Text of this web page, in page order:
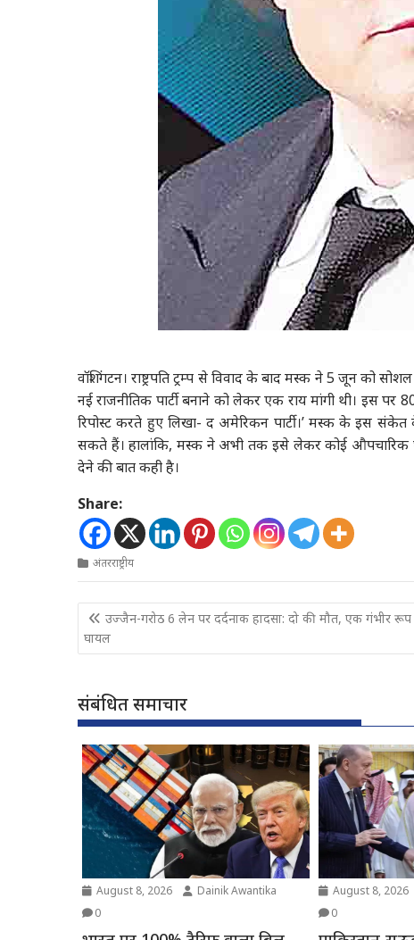
वॉशिंगटन। राष्ट्रपति ट्रम्प से विवाद के बाद मस्क ने 5 जून को
नई राजनीतिक पार्टी बनाने को लेकर एक राय मांगी थी। इस
रिपोस्ट करते हुए लिखा- द अमेरिकन पार्टी।’ मस्क के इस संकेत
सकते हैं। हालांकि, मस्क ने अभी तक इसे लेकर कोई औपचारिक
देने की बात कही है।
Share:
अंतरराष्ट्रीय
Post
navigation
उज्जैन-गरोठ 6 लेन पर दर्दनाक हादसा: दो की मौत, एक गंभीर
घायल
संबंधित समाचार
August 8, 2026
Dainik Awantika
0
August 8, 2026
0